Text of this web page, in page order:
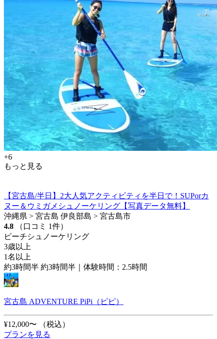
+6
もっと見る
【宮古島/半日】2大人気アクティビティを半日で！SUPorカ
ヌー＆ウミガメシュノーケリング【写真データ無料】
沖縄県 > 宮古島 伊良部島 > 宮古島市
4.8
（口コミ 1件）
ビーチシュノーケリング
3歳以上
1名以上
約3時間半 約3時間半｜体験時間：2.5時間
宮古島 ADVENTURE PiPi（ピピ）
¥12,000〜
（税込）
プランを見る